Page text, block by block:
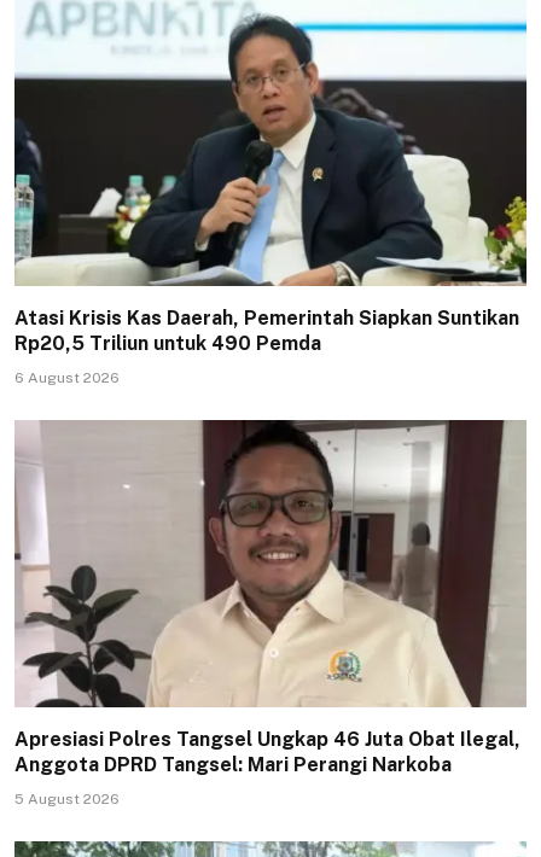
Atasi Krisis Kas Daerah, Pemerintah Siapkan Suntikan
Rp20,5 Triliun untuk 490 Pemda
6 August 2026
Apresiasi Polres Tangsel Ungkap 46 Juta Obat Ilegal,
Anggota DPRD Tangsel: Mari Perangi Narkoba
5 August 2026